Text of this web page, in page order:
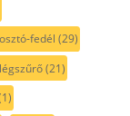
fedél (29)
légszűrő(21)